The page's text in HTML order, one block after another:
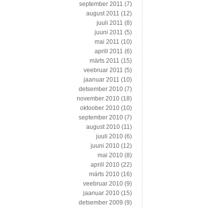
september 2011 (7)
august 2011 (12)
juuli 2011 (8)
juuni 2011 (5)
mai 2011 (10)
aprill 2011 (6)
märts 2011 (15)
veebruar 2011 (5)
jaanuar 2011 (10)
detsember 2010 (7)
november 2010 (18)
oktoober 2010 (10)
september 2010 (7)
august 2010 (11)
juuli 2010 (6)
juuni 2010 (12)
mai 2010 (8)
aprill 2010 (22)
märts 2010 (16)
veebruar 2010 (9)
jaanuar 2010 (15)
detsember 2009 (9)